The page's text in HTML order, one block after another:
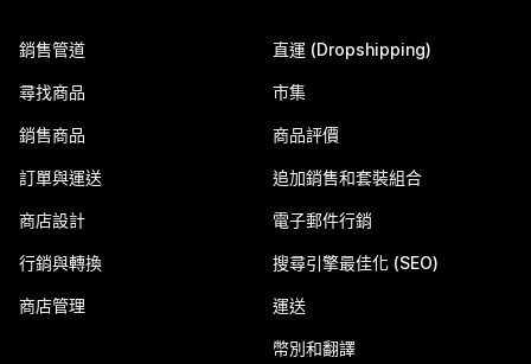
銷售管道
尋找商品
銷售商品
訂單與運送
商店設計
行銷與轉換
商店管理
直運 (Dropshipping)
市集
商品評價
追加銷售和套裝組合
電子郵件行銷
搜尋引擎最佳化 (SEO)
運送
幣別和翻譯